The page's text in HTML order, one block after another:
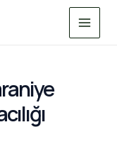
Main
Menu